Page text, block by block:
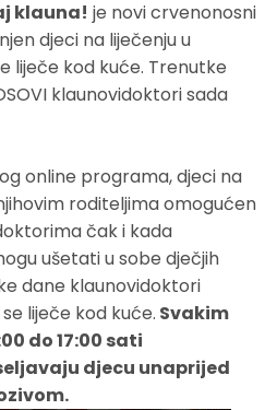
klauna! je novi crvenonosni
djeci na liječenju u
liječe kod kuće. Trenutke
klaunovidoktori sada
online programa, djeci na
roditeljima omogućen
čak i kada
ušetati u sobe dječjih
dane klaunovidoktori
liječe kod kuće. Svakim
do 17:00 sati
djecu unaprijed